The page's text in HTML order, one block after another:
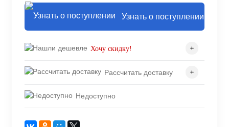
Узнать о поступлении
Хочу скидку!
Рассчитать доставку
Недоступно